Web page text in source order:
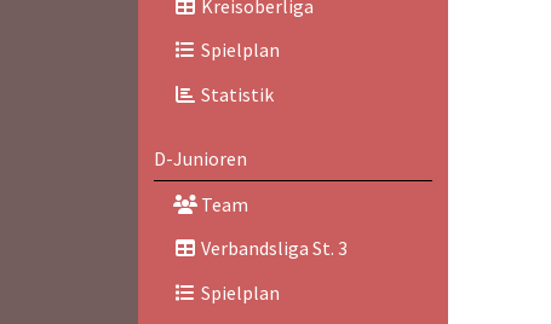
Kreisoberliga
Spielplan
Statistik
D-Junioren
Team
Verbandsliga St. 3
Spielplan